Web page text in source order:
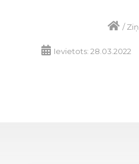
/
Ievietots: 28.03.2022